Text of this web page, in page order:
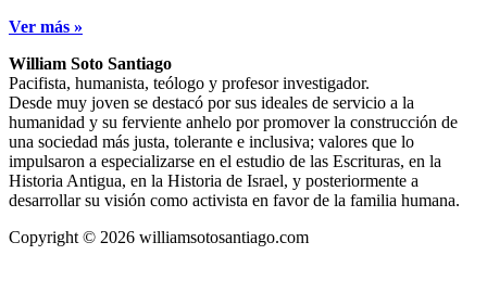
Ver más »
William Soto Santiago
Pacifista, humanista, teólogo y profesor investigador.
Desde muy joven se destacó por sus ideales de servicio a la
humanidad y su ferviente anhelo por promover la construcción de
una sociedad más justa, tolerante e inclusiva; valores que lo
impulsaron a especializarse en el estudio de las Escrituras, en la
Historia Antigua, en la Historia de Israel, y posteriormente a
desarrollar su visión como activista en favor de la familia humana.
Copyright © 2026 williamsotosantiago.com